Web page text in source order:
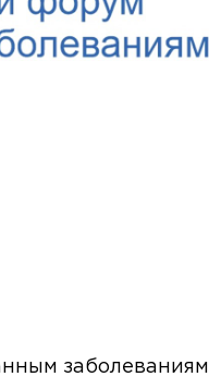
заболеваниям